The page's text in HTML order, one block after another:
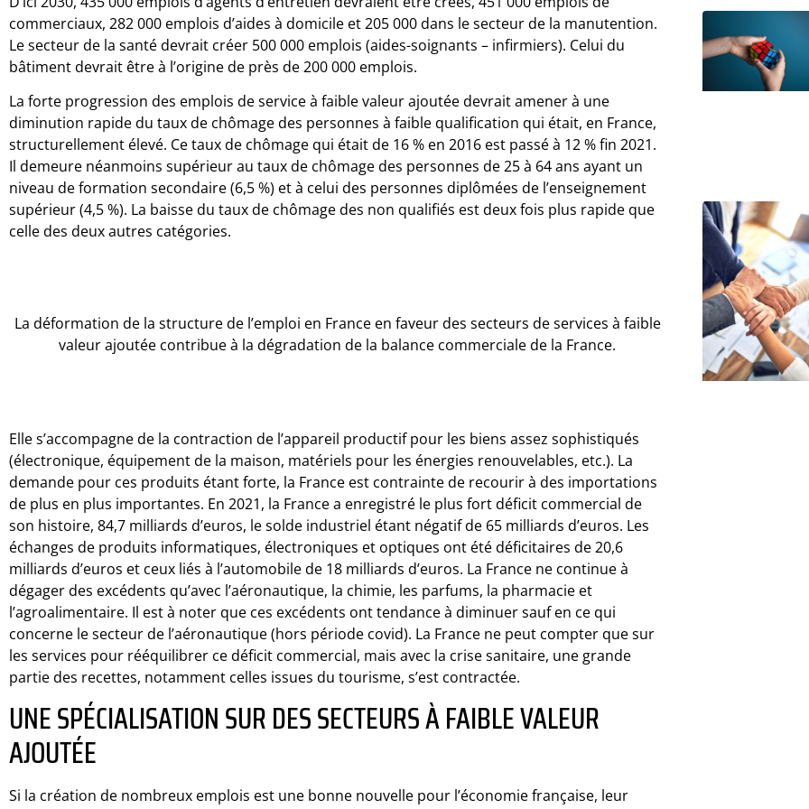
commerciaux, 282 000 emplois d’aides à domicile et 205 000 dans le secteur de la manutention.
Le secteur de la santé devrait créer 500 000 emplois (aides-soignants – infirmiers). Celui du
bâtiment devrait être à l’origine de près de 200 000 emplois.
La forte progression des emplois de service à faible valeur ajoutée devrait amener à une
diminution rapide du taux de chômage des personnes à faible qualification qui était, en France,
structurellement élevé. Ce taux de chômage qui était de 16 % en 2016 est passé à 12 % fin 2021.
Il demeure néanmoins supérieur au taux de chômage des personnes de 25 à 64 ans ayant un
niveau de formation secondaire (6,5 %) et à celui des personnes diplômées de l’enseignement
supérieur (4,5 %). La baisse du taux de chômage des non qualifiés est deux fois plus rapide que
celle des deux autres catégories.
La déformation de la structure de l’emploi en France en faveur des secteurs de services à faible
valeur ajoutée contribue à la dégradation de la balance commerciale de la France.
Elle s’accompagne de la contraction de l’appareil productif pour les biens assez sophistiqués
(électronique, équipement de la maison, matériels pour les énergies renouvelables, etc.). La
demande pour ces produits étant forte, la France est contrainte de recourir à des importations
de plus en plus importantes. En 2021, la France a enregistré le plus fort déficit commercial de
son histoire, 84,7 milliards d’euros, le solde industriel étant négatif de 65 milliards d’euros. Les
échanges de produits informatiques, électroniques et optiques ont été déficitaires de 20,6
milliards d’euros et ceux liés à l’automobile de 18 milliards d’euros. La France ne continue à
dégager des excédents qu’avec l’aéronautique, la chimie, les parfums, la pharmacie et
l’agroalimentaire. Il est à noter que ces excédents ont tendance à diminuer sauf en ce qui
concerne le secteur de l’aéronautique (hors période covid). La France ne peut compter que sur
les services pour rééquilibrer ce déficit commercial, mais avec la crise sanitaire, une grande
partie des recettes, notamment celles issues du tourisme, s’est contractée.
UNE SPÉCIALISATION SUR DES SECTEURS À FAIBLE VALEUR
AJOUTÉE
Si la création de nombreux emplois est une bonne nouvelle pour l’économie française, leur